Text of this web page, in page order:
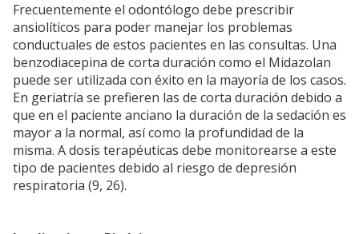
Frecuentemente el odontólogo debe prescribir
ansiolíticos para poder manejar los problemas
conductuales de estos pacientes en las consultas. Una
benzodiacepina de corta duración como el Midazolan
puede ser utilizada con éxito en la mayoría de los casos.
En geriatría se prefieren las de corta duración debido a
que en el paciente anciano la duración de la sedación es
mayor a la normal, así como la profundidad de la
misma. A dosis terapéuticas debe monitorearse a este
tipo de pacientes debido al riesgo de depresión
respiratoria (9, 26).